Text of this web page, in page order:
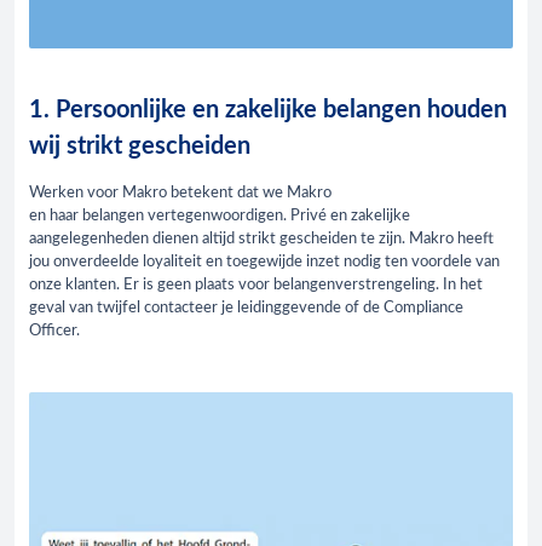
1. Persoonlijke en zakelijke belangen houden
wij strikt gescheiden
Werken voor Makro betekent dat we Makro
en haar belangen vertegenwoordigen. Privé en zakelijke
aangelegenheden dienen altijd strikt gescheiden te zijn. Makro heeft
jou onverdeelde loyaliteit en toegewijde inzet nodig ten voordele van
onze klanten. Er is geen plaats voor belangenverstrengeling. In het
geval van twijfel contacteer je leidinggevende of de Compliance
Officer.